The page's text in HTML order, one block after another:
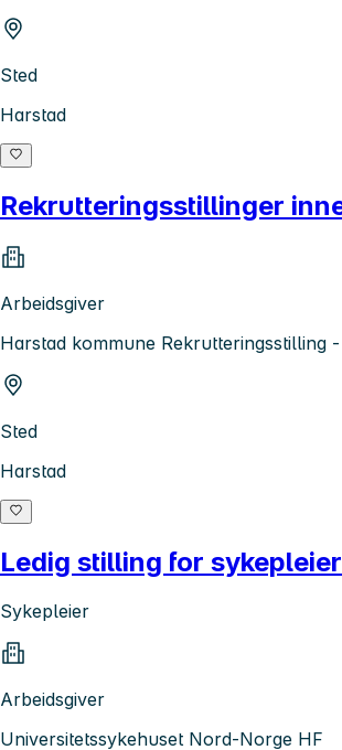
Sted
Harstad
Rekrutteringsstillinger
Arbeidsgiver
Harstad kommune Rekrutteringsstilling
Sted
Harstad
Ledig stilling for
Sykepleier
Arbeidsgiver
Universitetssykehuset Nord-Norge HF